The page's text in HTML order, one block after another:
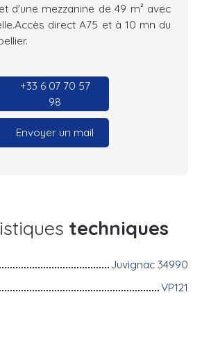
d'une mezzanine de 49 m² avec
direct A75 et à 10 mn du
+33 6 07 70 57
98
Envoyer un mail
techniques
Juvignac 34990
VP121